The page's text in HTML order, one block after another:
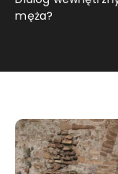
męża?